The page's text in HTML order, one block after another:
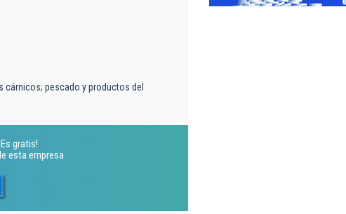
cárnicos; pescado y productos del
gratis!
esta empresa